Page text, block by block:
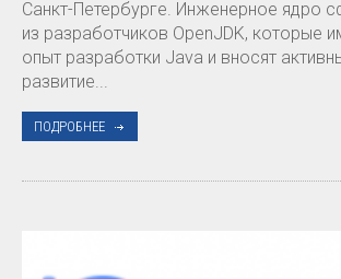
Санкт-Петербурге. Инженерное ядро
из разработчиков OpenJDK, которые
опыт разработки Java и вносят
развитие...
ПОДРОБНЕЕ